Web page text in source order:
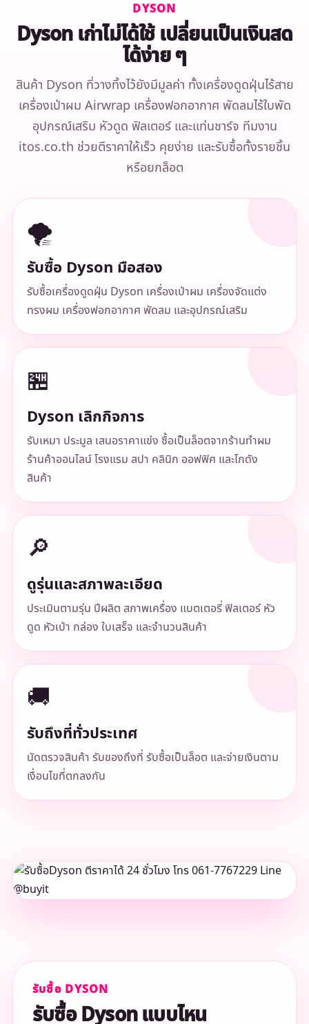
DYSON
Dyson เก่าไม่ได้ใช้ เปลี่ยนเป็นเงินสด
ได้ง่าย ๆ
สินค้า Dyson ที่วางทิ้งไว้ยังมีมูลค่า ทั้งเครื่องดูดฝุ่นไร้สาย
เครื่องเป่าผม Airwrap เครื่องฟอกอากาศ พัดลมไร้ใบพัด
อุปกรณ์เสริม หัวดูด ฟิลเตอร์ และแท่นชาร์จ ทีมงาน
itos.co.th ช่วยตีราคาให้เร็ว คุยง่าย และรับซื้อทั้งรายชิ้น
หรือยกล็อต
🌪️
รับซื้อ Dyson มือสอง
รับซื้อเครื่องดูดฝุ่น Dyson เครื่องเป่าผม เครื่องจัดแต่ง
ทรงผม เครื่องฟอกอากาศ พัดลม และอุปกรณ์เสริม
🏪
Dyson เลิกกิจการ
รับเหมา ประมูล เสนอราคาแข่ง ซื้อเป็นล็อตจากร้านทำผม
ร้านค้าออนไลน์ โรงแรม สปา คลินิก ออฟฟิศ และโกดัง
สินค้า
🔎
ดูรุ่นและสภาพละเอียด
ประเมินตามรุ่น ปีผลิต สภาพเครื่อง แบตเตอรี่ ฟิลเตอร์ หัว
ดูด หัวเป่า กล่อง ใบเสร็จ และจำนวนสินค้า
🚚
รับถึงที่ทั่วประเทศ
นัดตรวจสินค้า รับของถึงที่ รับซื้อเป็นล็อต และจ่ายเงินตาม
เงื่อนไขที่ตกลงกัน
รับซื้อ DYSON
รับซื้อ Dyson แบบไหน